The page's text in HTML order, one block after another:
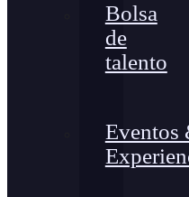
Bolsa
de
talento
Eventos